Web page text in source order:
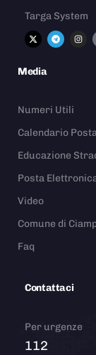
Targa System
Media
Numeri Utili
Calendario
Educazione
Posta
Video
Comune di
Faq
Contattaci
Per urgenze
112